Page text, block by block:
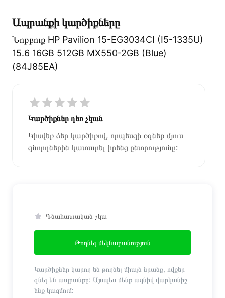
Ապրանքի կարծիքները
Նոթբուք HP Pavilion 15-EG3034CI (I5-1335U)
15.6 16GB 512GB MX550-2GB (Blue)
(84J85EA)
Կարծիքներ դեռ չկան
Կիսվեք ձեր կարծիքով, որպեսզի օգնեք մյուս
գնորդներին կատարել իրենց ընտրությունը:
Գնահատական չկա
Թողնել մեկնաբանություն
Կարծիքներ կարող են թողնել միայն նրանք, ովքեր
գնել են ապրանքը: Այսպես մենք ազնիվ վարկանիշ
ենք կազմում: